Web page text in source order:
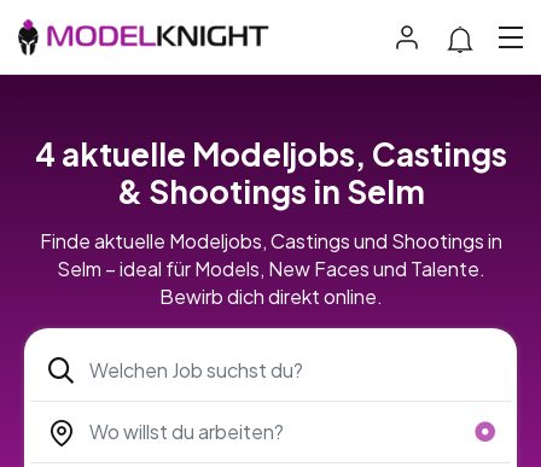
4 aktuelle Modeljobs, Castings
& Shootings in Selm
Finde aktuelle Modeljobs, Castings und Shootings in
Selm – ideal für Models, New Faces und Talente.
Bewirb dich direkt online.